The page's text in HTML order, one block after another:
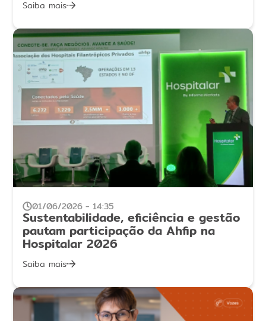
Saiba mais
01/06/2026 - 14:35
Sustentabilidade, eficiência e gestão
pautam participação da Ahfip na
Hospitalar 2026
Saiba mais